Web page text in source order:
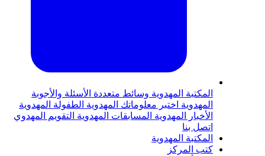
المهدويةوسائط متعددةالأسئلة والأجوبة
اختبر معلوماتك المهدويةالطفولة المهدوية
المهدويةالمسابقات المهدويةالتقويم المهدوي
المهدوية